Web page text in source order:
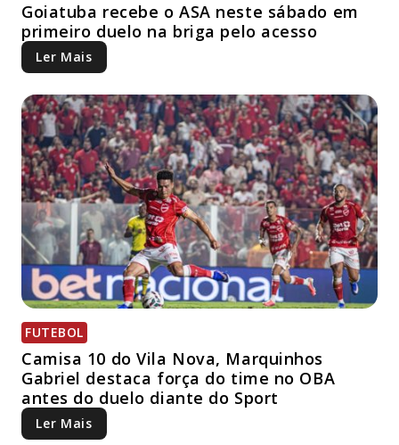
Goiatuba recebe o ASA neste sábado em
primeiro duelo na briga pelo acesso
Ler Mais
FUTEBOL
Camisa 10 do Vila Nova, Marquinhos
Gabriel destaca força do time no OBA
antes do duelo diante do Sport
Ler Mais